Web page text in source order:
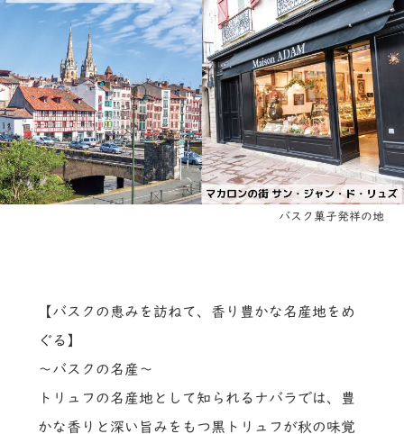
バスク菓子発祥の地
【バスクの恵みを訪ねて、香り豊かな名産地をめ
ぐる】
～バスクの名産～
トリュフの名産地として知られるナバラでは、豊
かな香りと深い旨みをもつ黒トリュフが秋の味覚